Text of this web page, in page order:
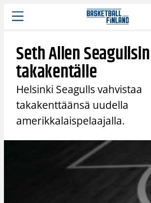
Siirry
sisältöön
Seth Allen Seagullsin
takakentälle
Helsinki Seagulls vahvistaa
takakenttäänsä uudella
amerikkalaispelaajalla.